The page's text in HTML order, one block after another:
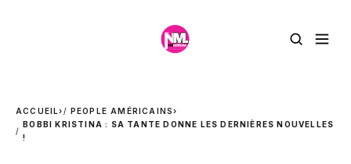
ACCUEIL› PEOPLE AMÉRICAINS›
BOBBI KRISTINA : SA TANTE DONNE LES DERNIÈRES NOUVELLES
!